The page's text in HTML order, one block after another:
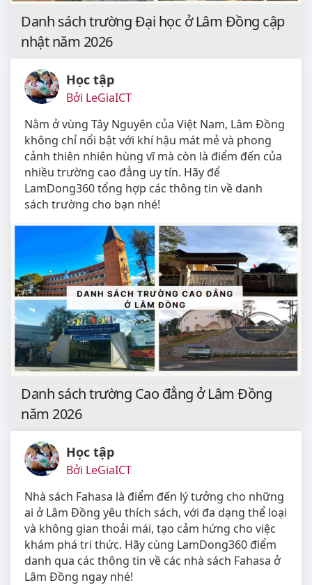
Danh sách trường Đại học ở Lâm Đồng cập
nhật năm 2026
Học tập
Bởi LeGiaICT
Nằm ở vùng Tây Nguyên của Việt Nam, Lâm Đồng
không chỉ nổi bật với khí hậu mát mẻ và phong
cảnh thiên nhiên hùng vĩ mà còn là điểm đến của
nhiều trường cao đẳng uy tín. Hãy để
LamDong360 tổng hợp các thông tin về danh
sách trường cho bạn nhé!
Danh sách trường Cao đẳng ở Lâm Đồng
năm 2026
Học tập
Bởi LeGiaICT
Nhà sách Fahasa là điểm đến lý tưởng cho những
ai ở Lâm Đồng yêu thích sách, với đa dạng thể loại
và không gian thoải mái, tạo cảm hứng cho việc
khám phá tri thức. Hãy cùng LamDong360 điểm
danh qua các thông tin về các nhà sách Fahasa ở
Lâm Đồng ngay nhé!